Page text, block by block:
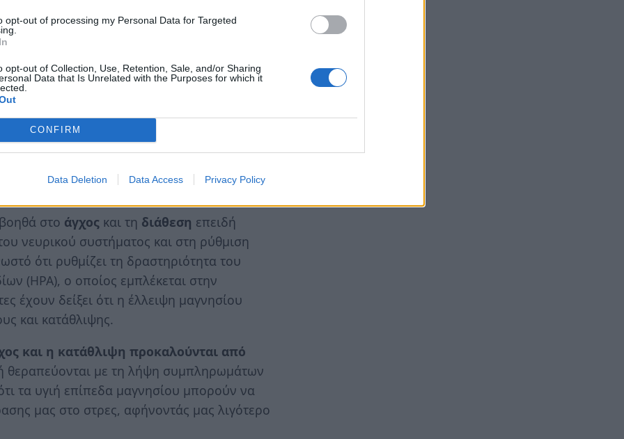
opt-out of processing my Personal Data for Targeted
opt-out of Collection, Use, Retention, Sale, and/or Sharing
Data that Is Unrelated with the Purposes for which it
CONFIRM
Data Deletion Data Access Privacy Policy
υγεία;
υποβοήθηση σε περισσότερες από300
λειτουργίες του είναι η διατήρηση της
ενόςυγιούς καρδιαγγειακού
καρδιακού παλμού. Είναι επίσης
και μπορεί να συμμετάσχει στη διατήρηση
στο άγχος και τη διάθεση επειδή
νευρικού συστήματος και στη ρύθμιση
ότι ρυθμίζει τη δραστηριότητα του
(HPA), ο οποίος εμπλέκεται στην
έχουν δείξει ότι η έλλειψη μαγνησίου
και κατάθλιψης.
και η κατάθλιψη προκαλούνται από
θεραπεύονται με τη λήψη συμπληρωμάτων
τα υγιή επίπεδα μαγνησίου μπορούν να
μας στο στρες, αφήνοντάς μας λιγότερο